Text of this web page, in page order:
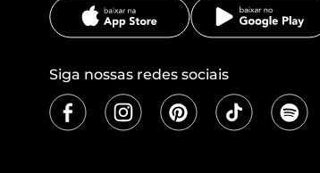
Siga nossas redes sociais